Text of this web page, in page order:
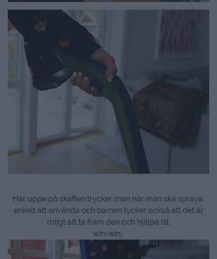
Här uppe på skaften trycker man när man ska spraya,
enkelt att använda och barnen tycker också att det är
roligt att ta fram den och hjälpa till.
win-win.